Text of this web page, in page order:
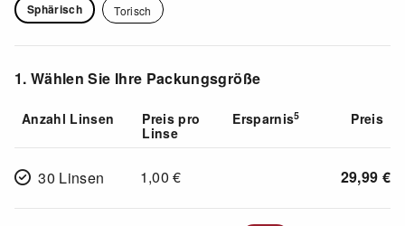
Sphärisch Torisch
1. Wählen Sie Ihre Packungsgröße
Anzahl Linsen
Preis pro
Linse
Ersparnis5 Preis
30 Linsen 1,00€ 29,99 €